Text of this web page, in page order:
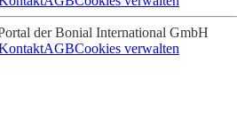
der Bonial International GmbH
AGBCookies verwalten